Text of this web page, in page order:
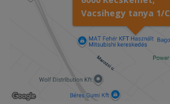
Vacsihegy tanya 1/C